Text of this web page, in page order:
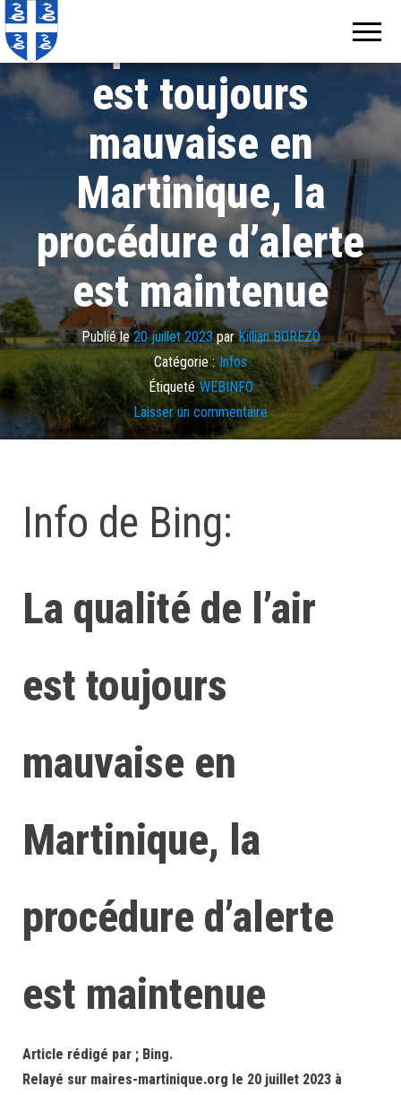
La qualité de l’air
est toujours
mauvaise en
Martinique, la
procédure d’alerte
est maintenue
Publié le20 juillet 2023parKillian BOREZO
Catégorie : Infos
Étiqueté WEBINFO
Laisser un commentaire
Info de Bing:
La qualité de l’air
est toujours
mauvaise en
Martinique, la
procédure d’alerte
est maintenue
Article rédigé par ; Bing.
Relayé sur maires-martinique.org le 20 juillet 2023 à